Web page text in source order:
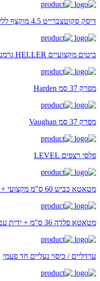
דיסק סקוטצברייט 4.5 מוקצף לליטוש RHODIUS
ביטים מקצועיים HELLER גרמניה
מפרק 37 סמ Harden
מפרק 37 סמ Vaughan
פלסי רצפים LEVEL
מטאטא כביש 60 ס"מ מקצועי + ידית עבה
מטאטא פלדה 36 ס"מ + ידית עבה 1.2 מ'
ערדליים / כיסוי נעליים חד פעמי